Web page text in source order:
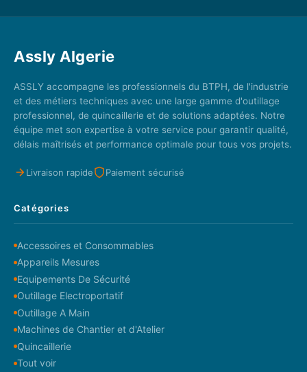
Assly Algerie
ASSLY accompagne les professionnels du BTPH, de l'industrie
et des métiers techniques avec une large gamme d'outillage
professionnel, de quincaillerie et de solutions adaptées. Notre
équipe met son expertise à votre service pour garantir qualité,
délais maîtrisés et performance optimale pour tous vos projets.
Livraison rapide Paiement sécurisé
Catégories
Accessoires et Consommables
Appareils Mesures
Equipements De Sécurité
Outillage Electroportatif
Outillage A Main
Machines de Chantier et d'Atelier
Quincaillerie
Tout voir